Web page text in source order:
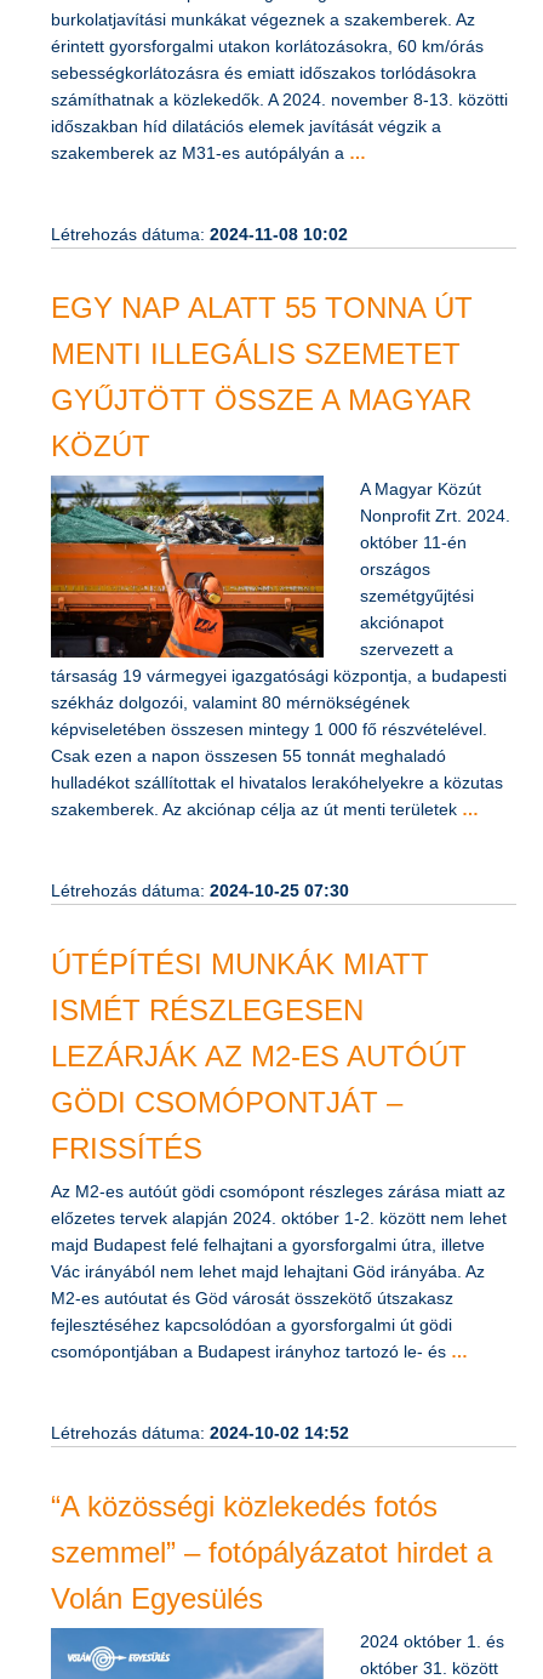
halásztelki csomópont térségében garanciális
burkolatjavítási munkákat végeznek a szakemberek. Az
érintett gyorsforgalmi utakon korlátozásokra, 60 km/órás
sebességkorlátozásra és emiatt időszakos torlódásokra
számíthatnak a közlekedők. A 2024. november 8-13. közötti
időszakban híd dilatációs elemek javítását végzik a
EGY NAP ALATT 55 TONNA ÚT
MENTI ILLEGÁLIS SZEMETET
GYŰJTÖTT ÖSSZE A MAGYAR
KÖZÚT
A Magyar Közút
Nonprofit Zrt. 2024.
október 11-én
országos
szemétgyűjtési
akciónapot
szervezett a
társaság 19 vármegyei igazgatósági központja, a budapesti
székház dolgozói, valamint 80 mérnökségének
képviseletében összesen mintegy 1 000 fő részvételével.
Csak ezen a napon összesen 55 tonnát meghaladó
hulladékot szállítottak el hivatalos lerakóhelyekre a közutas
ÚTÉPÍTÉSI MUNKÁK MIATT
ISMÉT RÉSZLEGESEN
LEZÁRJÁK AZ M2-ES AUTÓÚT
GÖDI CSOMÓPONTJÁT –
Az M2-es autóút gödi csomópont részleges zárása miatt az
előzetes tervek alapján 2024. október 1-2. között nem lehet
majd Budapest felé felhajtani a gyorsforgalmi útra, illetve
Vác irányából nem lehet majd lehajtani Göd irányába. Az
M2-es autóutat és Göd városát összekötő útszakasz
fejlesztéséhez kapcsolódóan a gyorsforgalmi út gödi
“A közösségi közlekedés fotós
szemmel” – fotópályázatot hirdet a
Volán Egyesülés
2024 október 1. és